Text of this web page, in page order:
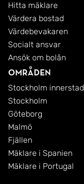
Hitta mäklare
Värdera bostad
Värdebevakaren
Socialt ansvar
Ansök om bolån
Områden
Stockholm innerstad
Stockholm
Göteborg
Malmö
Fjällen
Mäklare i Spanien
Mäklare i Portugal